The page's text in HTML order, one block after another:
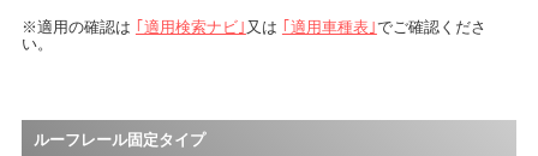
適用の確認は ｢適用検索ナビ｣ 又は ｢適用車種表｣でご確認くださ
い。
ルーフレール固定タイプ